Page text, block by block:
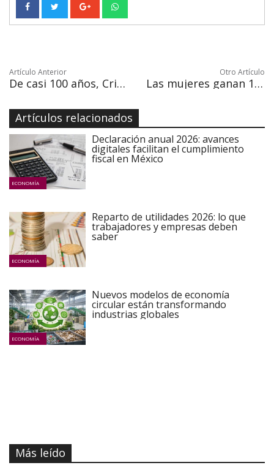
Artículo Anterior
De casi 100 años, Cristina urge a brindar más respeto y cariño a las mujeres
Otro Artículo
Las mujeres ganan 15 % menos que los hombres según la Organización Internacional del Trabajo
Artículos relacionados
ECONOMÍA
Declaración anual 2026: avances
digitales facilitan el cumplimiento
fiscal en México
ECONOMÍA
Reparto de utilidades 2026: lo que
trabajadores y empresas deben
saber
ECONOMÍA
Nuevos modelos de economía
circular están transformando
industrias globales
Más leído